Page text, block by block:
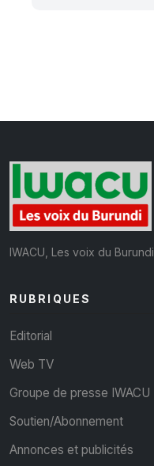
IWACU, Les voix du Burundi
RUBRIQUES
Editorial
Web TV
Groupe de presse IWACU
Soutien/Abonnement
Annonces et publicités